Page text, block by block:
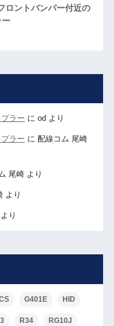
ントバンパー付近の
ー
ラー に od より
ラー に 配線コム 尾崎
尾崎より
より
より
G401E HID
R34 RG10J